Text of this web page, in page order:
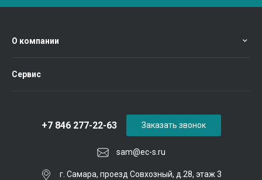
О компании
Сервис
sam@ec-s.ru
+7 846 277-22-63
г. Самара, проезд Совхозный, д.28, этаж 3
Заказать звонок